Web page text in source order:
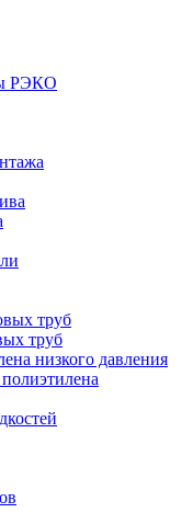
РЭКО
труб
труб
низкого давления